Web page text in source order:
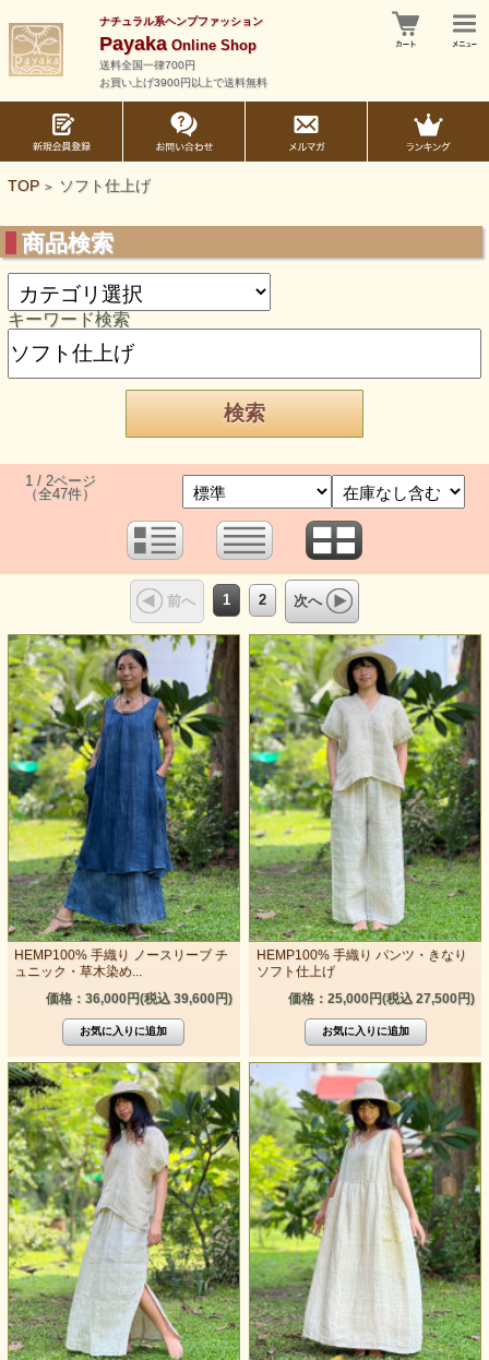
ナチュラル系ヘンプファッション
PayakaOnline Shop
送料全国一律700円
お買い上げ3900円以上で送料無料
TOP > ソフト仕上げ
商品検索
キーワード検索
1 / 2ページ
（全47件）
前へ 1 2 次へ
HEMP100% 手織り ノースリーブ チ
ュニック・草木染め...
価格：36,000円(税込 39,600円)
HEMP100% 手織り パンツ・きなり
ソフト仕上げ
価格：25,000円(税込 27,500円)